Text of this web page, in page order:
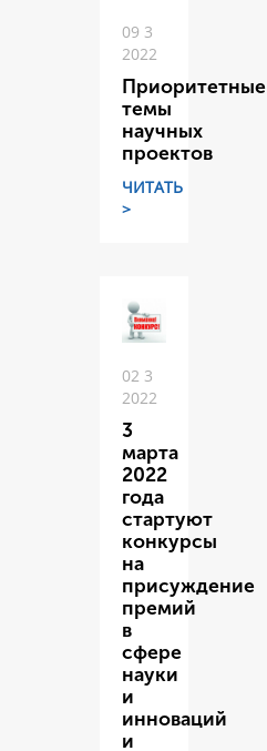
09 3
2022
Приоритетные
темы
научных
проектов
ЧИТАТЬ
>
02 3
2022
3
марта
2022
года
стартуют
конкурсы
на
присуждение
премий
в
сфере
науки
и
инноваций
и